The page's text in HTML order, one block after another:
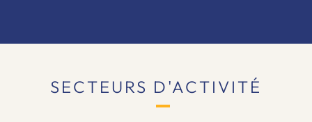
SECTEURS D'ACTIVITÉ